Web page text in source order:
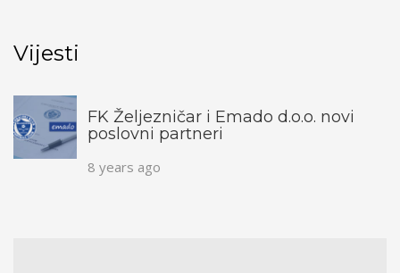
Vijesti
FK Željezničar i Emado d.o.o. novi
poslovni partneri
8 years ago